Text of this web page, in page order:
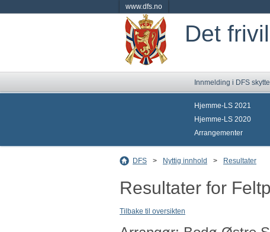
www.dfs.no
Det
Innmelding i DFS
Hjemme-LS 2021
Hjemme-LS 2020
Arrangementer
DFS > Nyttig innhold > Resultater
Resultater for
Tilbake til oversikten